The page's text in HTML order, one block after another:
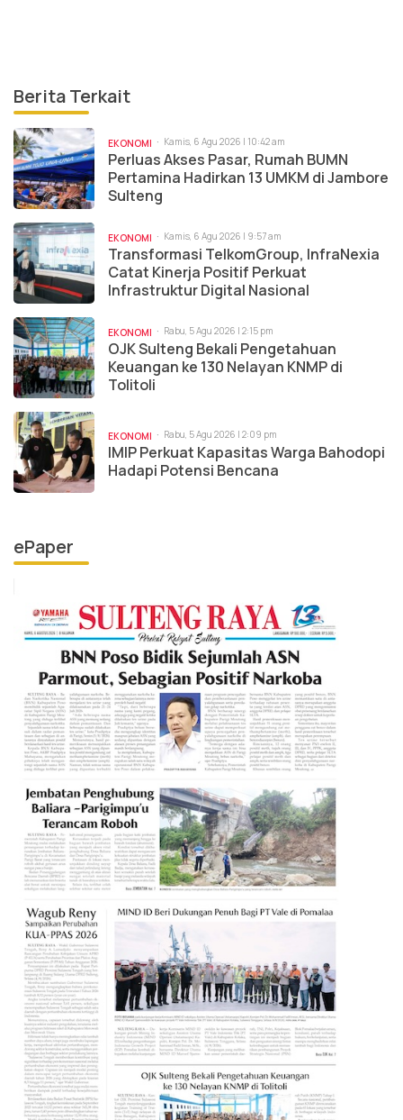
Berita Terkait
EKONOMI Kamis, 6 Agu 2026 | 10:42 am
Perluas Akses Pasar, Rumah BUMN
Pertamina Hadirkan 13 UMKM di Jambore
Sulteng
EKONOMI Kamis, 6 Agu 2026 | 9:57 am
Transformasi TelkomGroup, InfraNexia
Catat Kinerja Positif Perkuat
Infrastruktur Digital Nasional
EKONOMI Rabu, 5 Agu 2026 | 2:15 pm
OJK Sulteng Bekali Pengetahuan
Keuangan ke 130 Nelayan KNMP di
Tolitoli
EKONOMI Rabu, 5 Agu 2026 | 2:09 pm
IMIP Perkuat Kapasitas Warga Bahodopi
Hadapi Potensi Bencana
ePaper